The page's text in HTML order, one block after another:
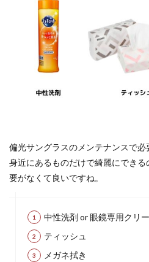
偏光サングラスのメンテナンスで必
身近にあるものだけで綺麗にでき
要がなくて良いですね。
中性洗剤 or 眼鏡専用クリ
ティッシュ
メガネ拭き